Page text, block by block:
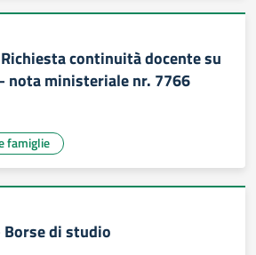
continuità docente su
nota ministeriale nr. 7766
famiglie
di studio